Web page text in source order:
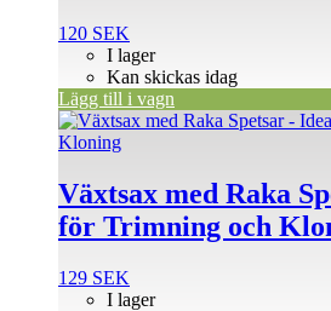
120 SEK
I lager
Kan skickas idag
Lägg till i vagn
Växtsax med Raka
för Trimning och
129 SEK
I lager